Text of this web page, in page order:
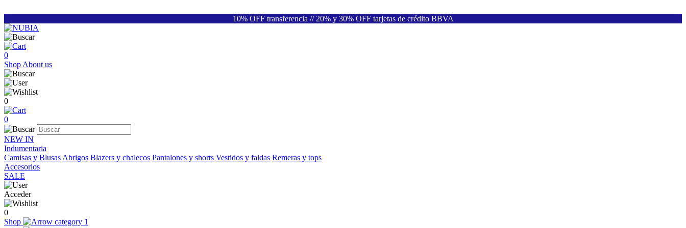
10% OFF transferencia // 20% y 30% OFF tarjetas de crédito BBVA
0
Shop About us
0
0
NEW IN
Indumentaria
Camisas y Blusas Abrigos Blazers y chalecos Pantalones y shorts Vestidos y faldas Remeras y tops
Accesorios
SALE
Acceder
0
Shop